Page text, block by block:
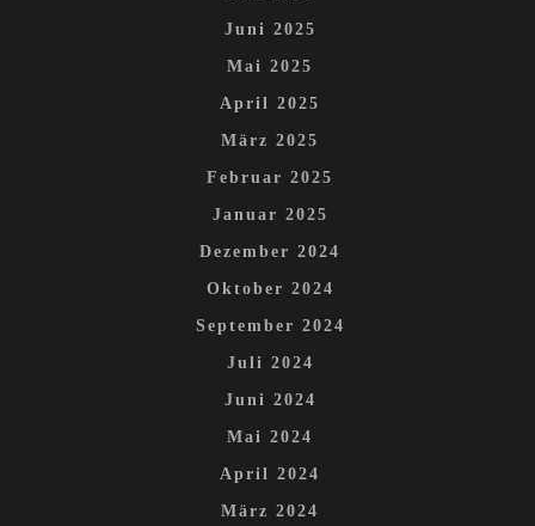
Juni 2025
Mai 2025
April 2025
März 2025
Februar 2025
Januar 2025
Dezember 2024
Oktober 2024
September 2024
Juli 2024
Juni 2024
Mai 2024
April 2024
März 2024